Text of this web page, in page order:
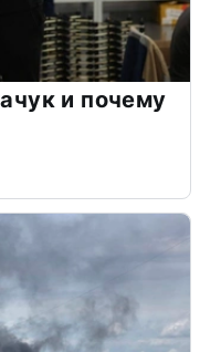
и почему